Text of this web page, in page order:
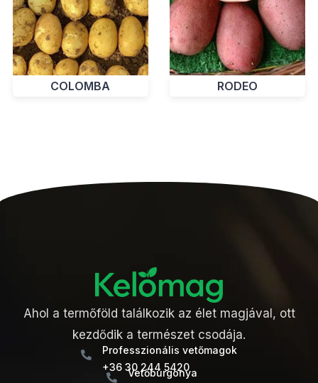
COLOMBA RODEO
Ahol a termőföld találkozik az élet magjával, ott
kezdődik a természet csodája.
Professzionális vetőmagok
+36 30 244 5420
Vetőburgonya